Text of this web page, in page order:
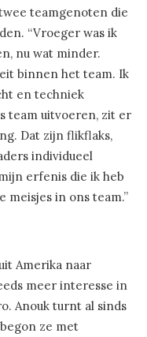
teamgenoten die
“Vroeger was ik
nu wat minder.
binnen het team. Ik
en techniek
team uitvoeren, zit er
Dat zijn flikflaks,
individueel
erfenis die ik heb
meisjes in ons team.”
Amerika naar
meer interesse in
Anouk turnt al sinds
ze met